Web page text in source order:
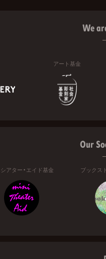
We
アート基金
Our
アター・エイド基金 ブックス